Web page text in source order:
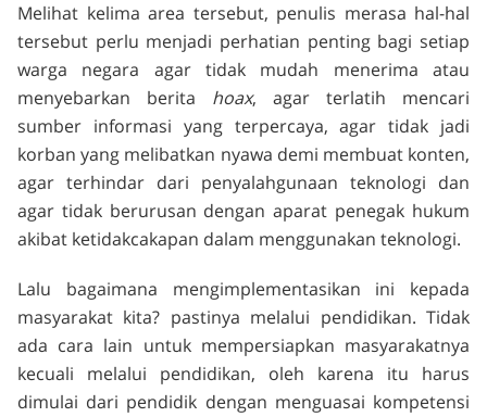
Melihat kelima area tersebut, penulis merasa hal-hal
tersebut perlu menjadi perhatian penting bagi setiap
warga negara agar tidak mudah menerima atau
menyebarkan berita hoax, agar terlatih mencari
sumber informasi yang terpercaya, agar tidak jadi
korban yang melibatkan nyawa demi membuat konten,
agar terhindar dari penyalahgunaan teknologi dan
agar tidak berurusan dengan aparat penegak hukum
akibat ketidakcakapan dalam menggunakan teknologi.
Lalu bagaimana mengimplementasikan ini kepada
masyarakat kita? pastinya melalui pendidikan. Tidak
ada cara lain untuk mempersiapkan masyarakatnya
kecuali melalui pendidikan, oleh karena itu harus
dimulai dari pendidik dengan menguasai kompetensi